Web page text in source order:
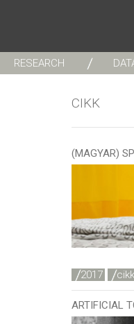
RESEARCH
CIKK
(MAGYAR)
2017
cikk
ARTIFICIAL